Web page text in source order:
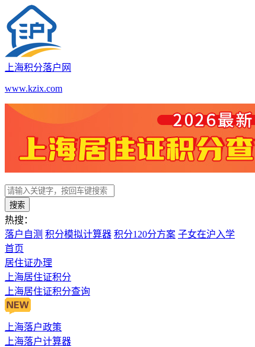
上海积分落户网
www.kzix.com
搜索
热搜：
落户自测 积分模拟计算器 积分120分方案 子女在沪入学
首页
居住证办理
上海居住证积分
上海居住证积分查询
上海落户政策
上海落户计算器